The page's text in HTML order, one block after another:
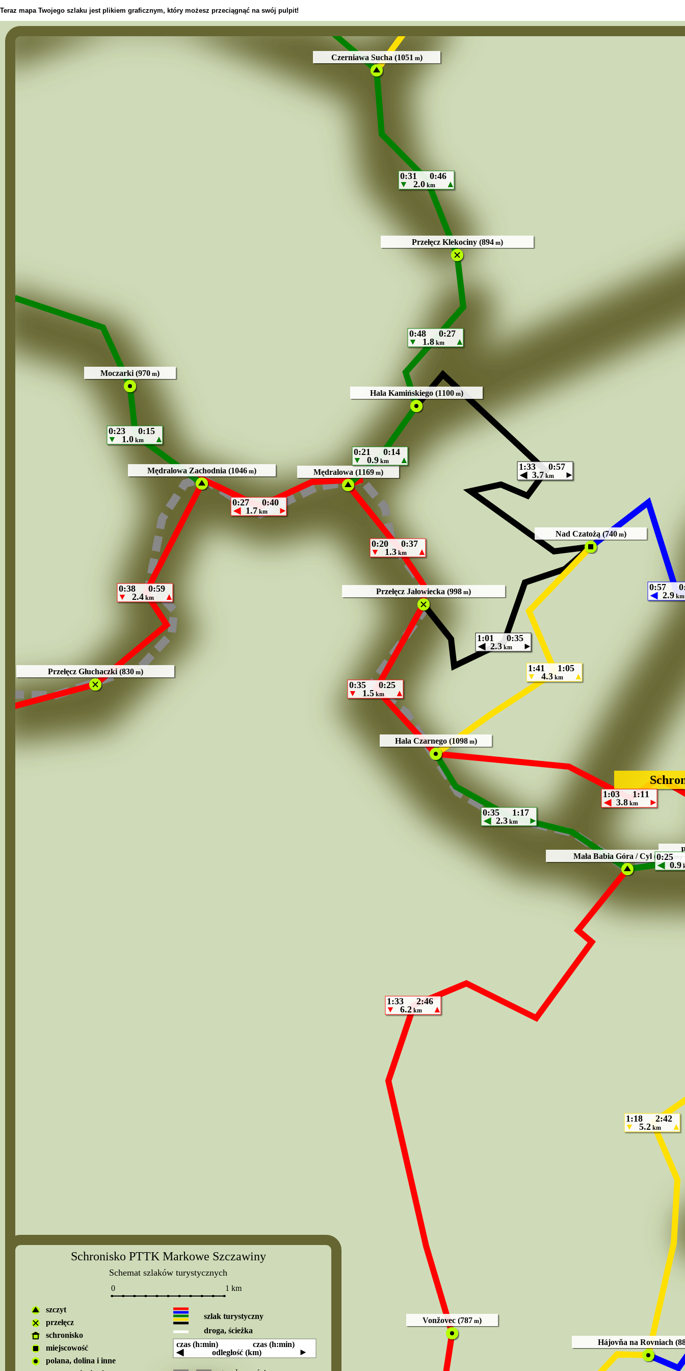
Teraz mapa Twojego szlaku jest plikiem graficznym, który możesz przeciągnąć na swój pulpit!